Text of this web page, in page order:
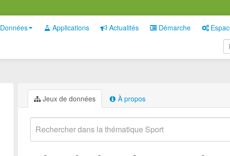
Données Applications Actualités Démarche
Jeux de données À propos